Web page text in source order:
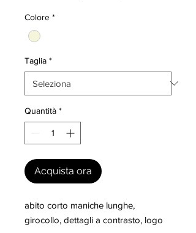
Colore *
Taglia *
Quantità *
Acquista ora
abito corto maniche lunghe,
girocollo, dettagli a contrasto, logo